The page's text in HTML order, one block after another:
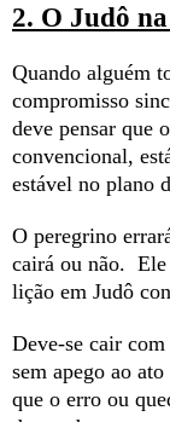
2. O Judô
Quando alguém
compromisso
deve pensar que
convencional,
estável no plano
O peregrino
cairá ou não.
lição em Judô
Deve-se cair
sem apego ao
que o erro ou